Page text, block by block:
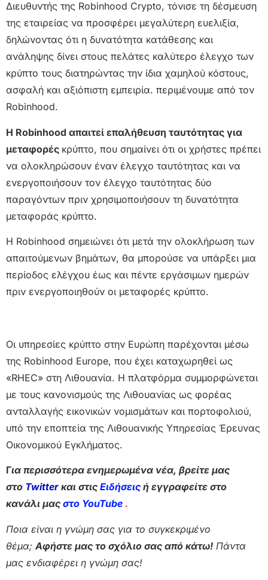
Διευθυντής της Robinhood Crypto, τόνισε τη δέσμευση
της εταιρείας να προσφέρει μεγαλύτερη ευελιξία,
δηλώνοντας ότι η δυνατότητα κατάθεσης και
ανάληψης δίνει στους πελάτες καλύτερο έλεγχο των
κρύπτο τους διατηρώντας την ίδια χαμηλού κόστους,
ασφαλή και αξιόπιστη εμπειρία. περιμένουμε από τον
Robinhood.
H Robinhood απαιτεί επαλήθευση ταυτότητας για
μεταφορές κρύπτο, που σημαίνει ότι οι χρήστες πρέπει
να ολοκληρώσουν έναν έλεγχο ταυτότητας και να
ενεργοποιήσουν τον έλεγχο ταυτότητας δύο
παραγόντων πριν χρησιμοποιήσουν τη δυνατότητα
μεταφοράς κρύπτο.
H Robinhood σημειώνει ότι μετά την ολοκλήρωση των
απαιτούμενων βημάτων, θα μπορούσε να υπάρξει μια
περίοδος ελέγχου έως και πέντε εργάσιμων ημερών
πριν ενεργοποιηθούν οι μεταφορές κρύπτο.
Οι υπηρεσίες κρύπτο στην Ευρώπη παρέχονται μέσω
της Robinhood Europe, που έχει καταχωρηθεί ως
«RHEC» στη Λιθουανία. Η πλατφόρμα συμμορφώνεται
με τους κανονισμούς της Λιθουανίας ως φορέας
ανταλλαγής εικονικών νομισμάτων και πορτοφολιού,
υπό την εποπτεία της Λιθουανικής Υπηρεσίας Έρευνας
Οικονομικού Εγκλήματος.
Για περισσότερα ενημερωμένα νέα, βρείτε μας
στο Twitter και στις Ειδήσεις ή εγγραφείτε στο
κανάλι μας στο YouTube .
Ποια είναι η γνώμη σας για το συγκεκριμένο
θέμα; Αφήστε μας το σχόλιο σας από κάτω! Πάντα
μας ενδιαφέρει η γνώμη σας!